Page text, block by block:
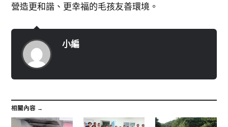
營造更和諧、更幸福的毛孩友善環境。
小編
相關內容 →